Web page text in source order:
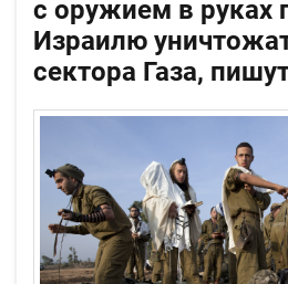
с оружием в руках
Израилю
сектора Газа,